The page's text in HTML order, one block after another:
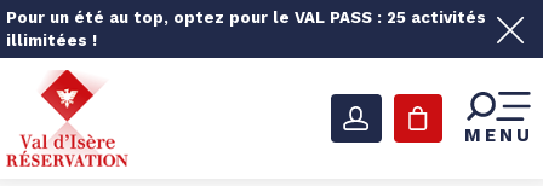
Pour un été au top, optez pour le VAL PASS : 25 activités
illimitées !
MENU